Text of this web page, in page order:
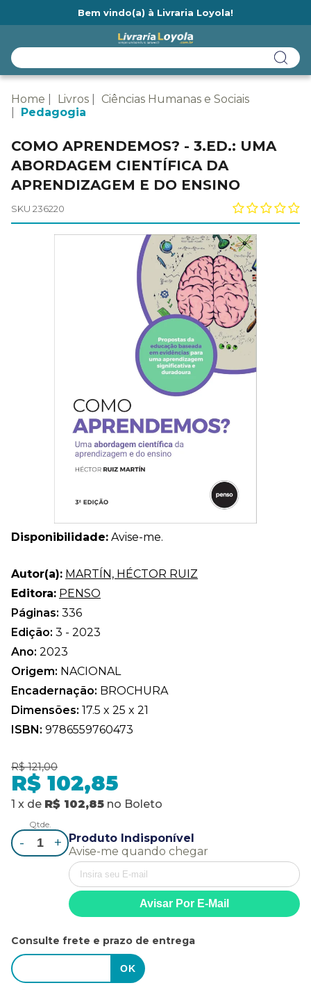
Bem vindo(a) à Livraria Loyola!
Home Livros
Ciências Humanas e Sociais
Pedagogia
COMO APRENDEMOS? - 3.ED.: UMA
ABORDAGEM CIENTÍFICA DA
APRENDIZAGEM E DO ENSINO
SKU 236220
Disponibilidade: Avise-me.
Autor(a): MARTÍN, HÉCTOR RUIZ
Editora: PENSO
Páginas: 336
Edição: 3 - 2023
Ano: 2023
Origem: NACIONAL
Encadernação: BROCHURA
Dimensões: 17.5 x 25 x 21
ISBN: 9786559760473
R$ 121,00
R$ 102,85
1 x de R$ 102,85 no Boleto
Qtde.
- +
Produto Indisponível
Avise-me quando chegar
Consulte frete e prazo de entrega